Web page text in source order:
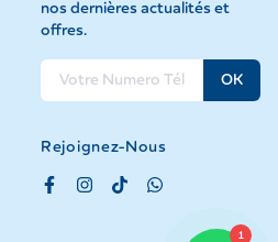
1
nos dernières actualités et
offres.
OK
Rejoignez-Nous